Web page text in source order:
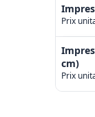
Prix
cm)
Prix